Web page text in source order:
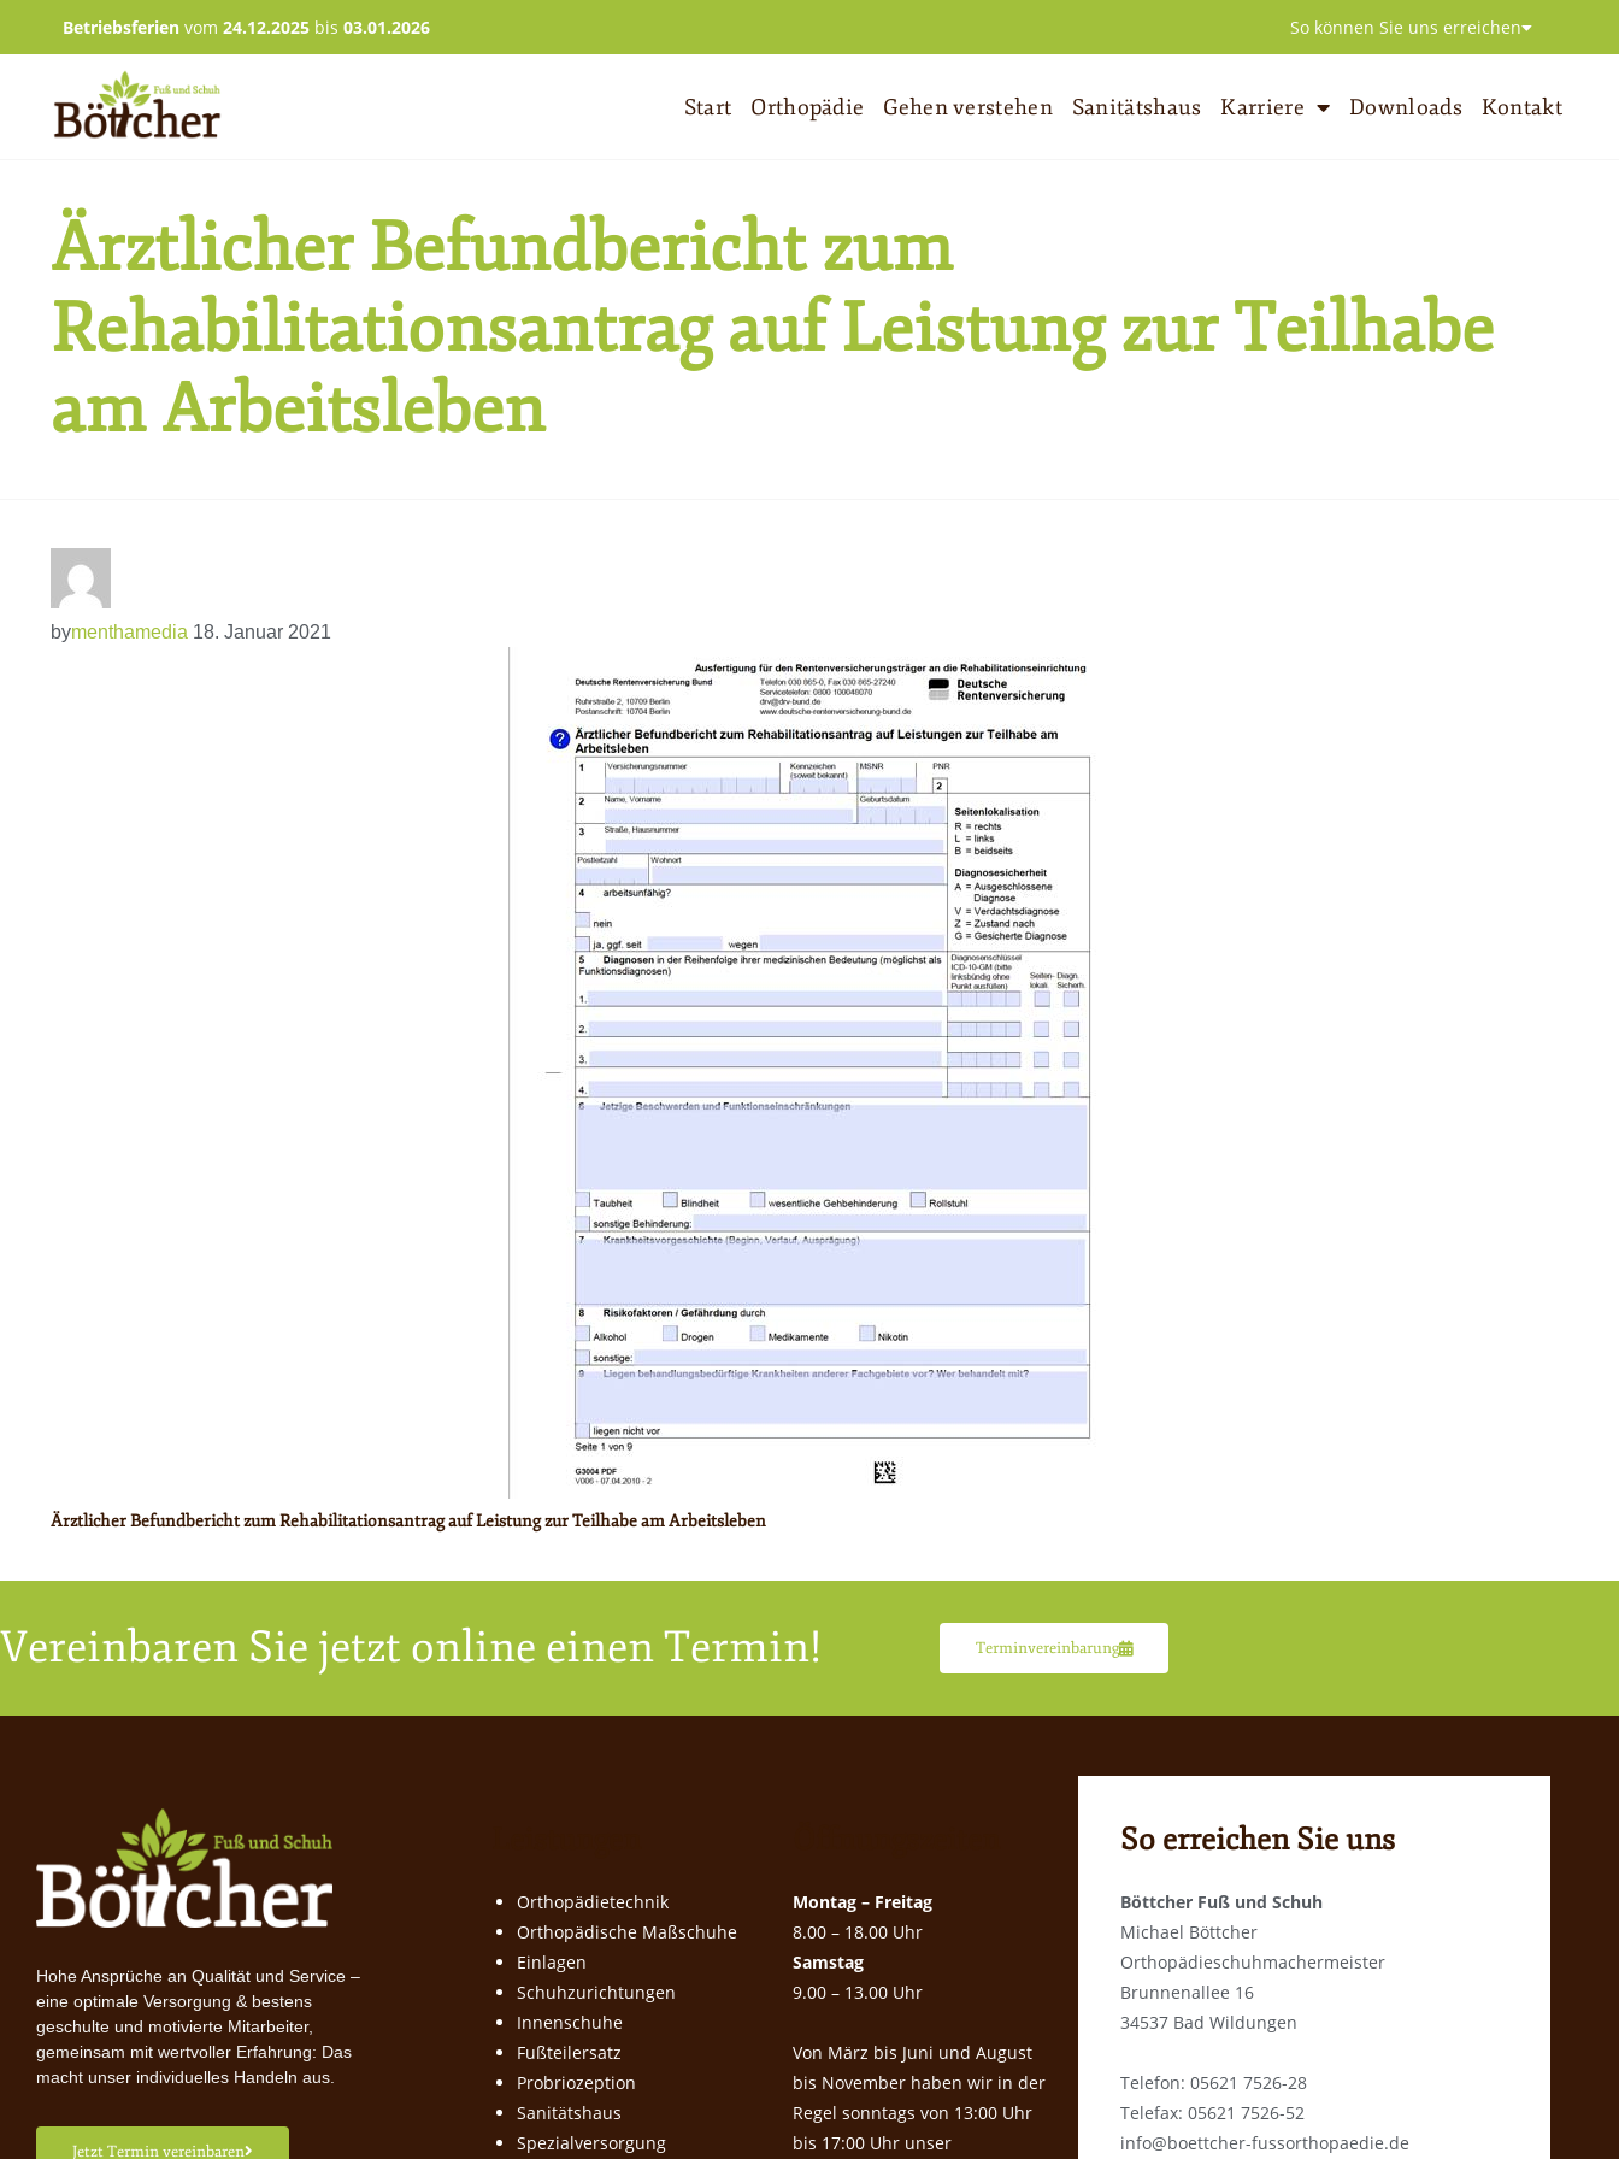
Betriebsferien vom 24.12.2025 bis 03.01.2026 So können Sie uns erreichen
Start Orthopädie Gehen verstehen Sanitätshaus Karriere Downloads Kontakt
Ärztlicher Befundbericht zum
Rehabilitationsantrag auf Leistung zur Teilhabe
am Arbeitsleben
bymenthamedia 18. Januar 2021
Ärztlicher Befundbericht zum Rehabilitationsantrag auf Leistung zur Teilhabe am Arbeitsleben
Vereinbaren Sie jetzt online einen Termin! Terminvereinbarung
Hohe Ansprüche an Qualität und Service –
eine optimale Versorgung & bestens
geschulte und motivierte Mitarbeiter,
gemeinsam mit wertvoller Erfahrung: Das
macht unser individuelles Handeln aus.
Jetzt Termin vereinbaren
Orthopädietechnik
Orthopädische Maßschuhe
Einlagen
Schuhzurichtungen
Innenschuhe
Fußteilersatz
Probriozeption
Sanitätshaus
Spezialversorgung
Montag – Freitag
8.00 – 18.00 Uhr
Samstag
9.00 – 13.00 Uhr
Von März bis Juni und August
bis November haben wir in der
Regel sonntags von 13:00 Uhr
bis 17:00 Uhr unser
So erreichen Sie uns
Böttcher Fuß und Schuh
Michael Böttcher
Orthopädieschuhmachermeister
Brunnenallee 16
34537 Bad Wildungen
Telefon: 05621 7526-28
Telefax: 05621 7526-52
info@boettcher-fussorthopaedie.de